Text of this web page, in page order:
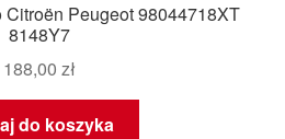
Peugeot 98044718XT
8148Y7
188,00 zł
do koszyka